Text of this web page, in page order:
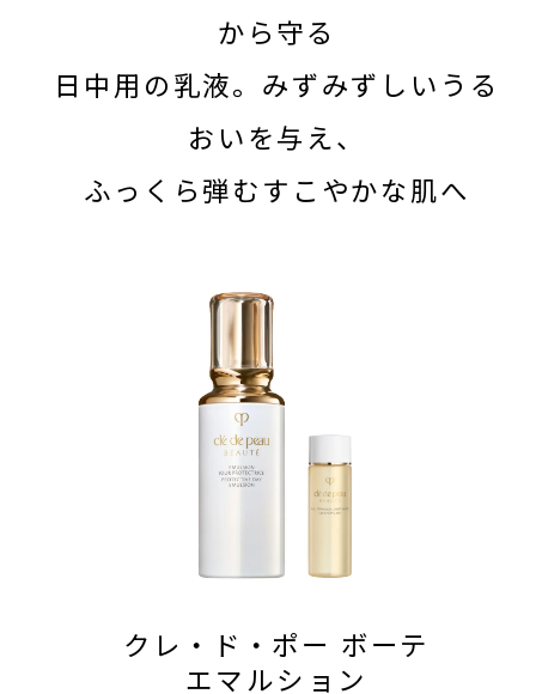
から守る
日中用の乳液。みずみずしいうる
おいを与え、
ふっくら弾むすこやかな肌へ
クレ・ド・ポー ボーテ
エマルション